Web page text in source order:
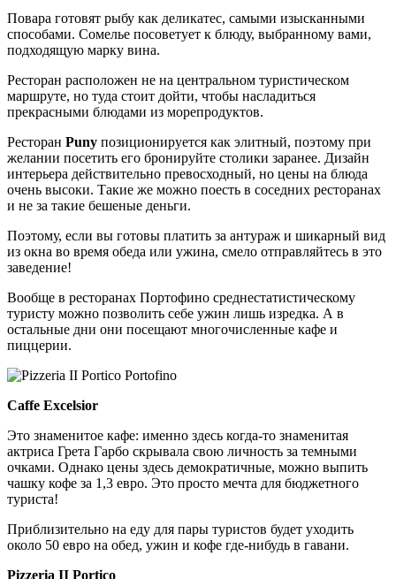
Повара готовят рыбу как деликатес, самыми изысканными
способами. Сомелье посоветует к блюду, выбранному вами,
подходящую марку вина.
Ресторан расположен не на центральном туристическом
маршруте, но туда стоит дойти, чтобы насладиться
прекрасными блюдами из морепродуктов.
Ресторан Puny позиционируется как элитный, поэтому при
желании посетить его бронируйте столики заранее. Дизайн
интерьера действительно превосходный, но цены на блюда
очень высоки. Такие же можно поесть в соседних ресторанах
и не за такие бешеные деньги.
Поэтому, если вы готовы платить за антураж и шикарный вид
из окна во время обеда или ужина, смело отправляйтесь в это
заведение!
Вообще в ресторанах Портофино среднестатистическому
туристу можно позволить себе ужин лишь изредка. А в
остальные дни они посещают многочисленные кафе и
пиццерии.
Caffe Excelsior
Это знаменитое кафе: именно здесь когда-то знаменитая
актриса Грета Гарбо скрывала свою личность за темными
очками. Однако цены здесь демократичные, можно выпить
чашку кофе за 1,3 евро. Это просто мечта для бюджетного
туриста!
Приблизительно на еду для пары туристов будет уходить
около 50 евро на обед, ужин и кофе где-нибудь в гавани.
Pizzeria II Portico